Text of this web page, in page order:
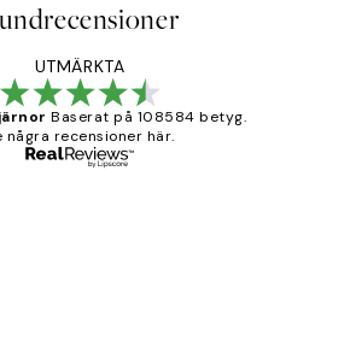
UTMÄRKTA
Baserat på 108584 betyg.
några recensioner här.